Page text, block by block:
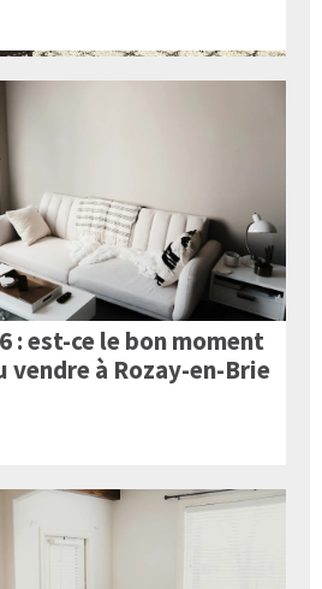
: est-ce le bon moment
vendre à Rozay-en-Brie